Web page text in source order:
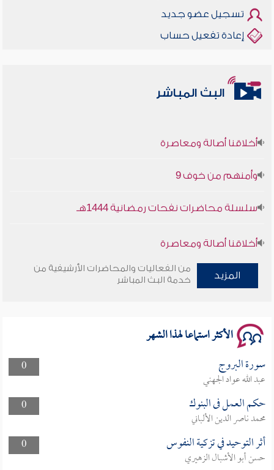
تسجيل عضو جديد
إعادة تفعيل حساب
البث المباشر
أخلاقنا أصالة ومعاصرة
وأمنهم من خوف 9
سلسلة محاضرات نفحات رمضانية 1444هـ
أخلاقنا أصالة ومعاصرة
وأمنهم من خوف 9
المزيد
من الفعاليات والمحاضرات الأرشيفية من
خدمة البث المباشر
الأكثر استماعا لهذا الشهر
0 سورة البروج
عبد الله عواد الجهني
0
حكم العمل فى البنوك
محمد ناصر الدين الألباني
0
أثر التوحيد في تزكية النفوس
حسن أبو الأشبال الزهيري